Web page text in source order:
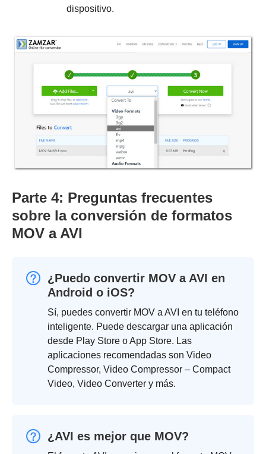
dispositivo.
Parte 4: Preguntas frecuentes
sobre la conversión de formatos
MOV a AVI
¿Puedo convertir MOV a AVI en
Android o iOS?
Sí, puedes convertir MOV a AVI en tu teléfono
inteligente. Puede descargar una aplicación
desde Play Store o App Store. Las
aplicaciones recomendadas son Video
Compressor, Video Compressor – Compact
Video, Video Converter y más.
¿AVI es mejor que MOV?